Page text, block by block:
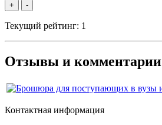
+ -
Текущий рейтинг: 1
Отзывы и комментарии
Контактная информация